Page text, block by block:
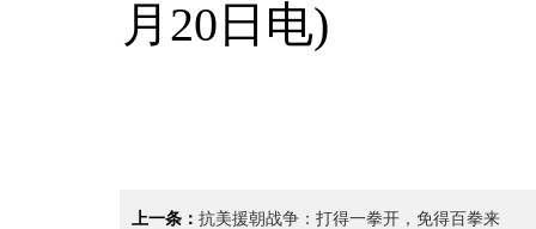
月20日电)
上一条： 抗美援朝战争：打得一拳开，免得百拳来